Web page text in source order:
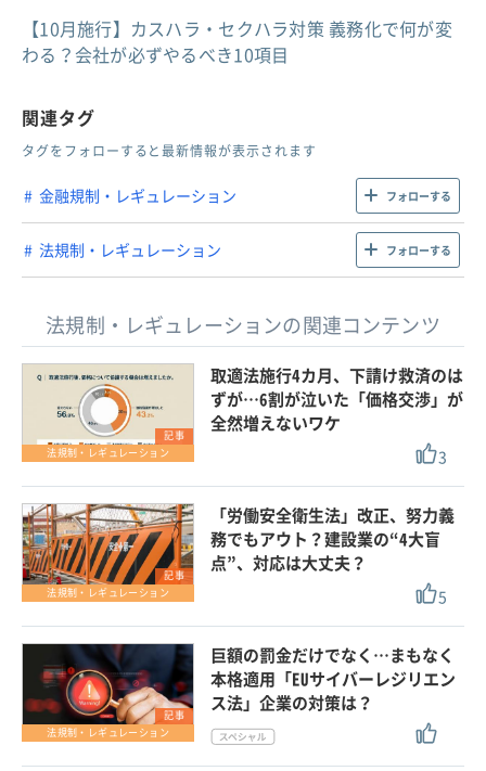
【10月施行】カスハラ・セクハラ対策 義務化で何が変
わる？会社が必ずやるべき10項目
関連タグ
タグをフォローすると最新情報が表示されます
金融規制・レギュレーション フォローする
法規制・レギュレーション フォローする
法規制・レギュレーションの関連コンテンツ
記事
法規制・レギュレーション
取適法施行4カ月、下請け救済のは
ずが…6割が泣いた「価格交渉」が
全然増えないワケ
3
記事
法規制・レギュレーション
「労働安全衛生法」改正、努力義
務でもアウト？建設業の“4大盲
点”、対応は大丈夫？
5
記事
法規制・レギュレーション
巨額の罰金だけでなく…まもなく
本格適用「EUサイバーレジリエン
ス法」企業の対策は？